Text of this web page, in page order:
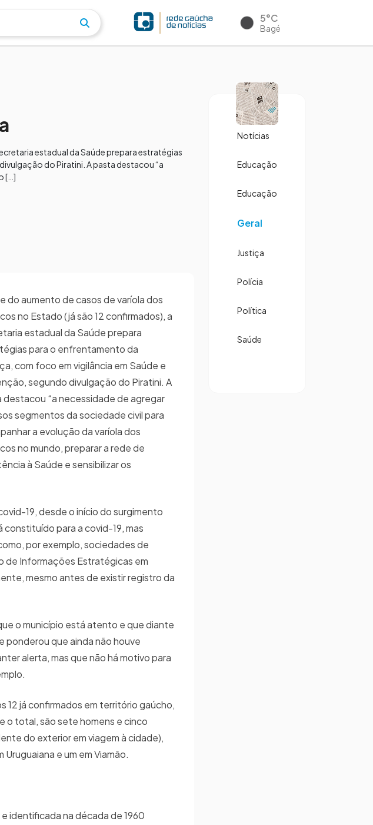
5°C
Bagé
estadual da Saúde prepara estratégias
do Piratini. A pasta destacou “a
[…]
do aumento de casos de varíola dos
no Estado (já são 12 confirmados), a
estadual da Saúde prepara
para o enfrentamento da
com foco em vigilância em Saúde e
segundo divulgação do Piratini. A
destacou “a necessidade de agregar
segmentos da sociedade civil para
a evolução da varíola dos
no mundo, preparar a rede de
à Saúde e sensibilizar os
19, desde o início do surgimento
para a covid-19, mas
por exemplo, sociedades de
de Informações Estratégicas em
mesmo antes de existir registro da
o município está atento e que diante
ponderou que ainda não houve
alerta, mas que não há motivo para
12 já confirmados em território gaúcho,
o total, são sete homens e cinco
do exterior em viagem à cidade),
Uruguaiana e um em Viamão.
identificada na década de 1960
Notícias
Educação
Educação
Geral
Justiça
Polícia
Política
Saúde